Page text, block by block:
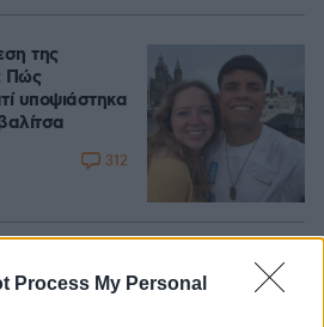
Process My Personal
της
Πώς
υποψιάστηκα
312
παρελθόν με
έγραψε